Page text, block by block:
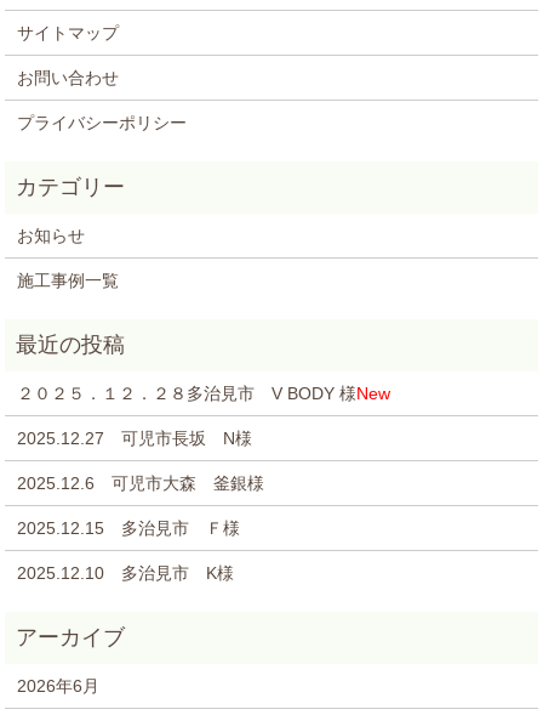
サイトマップ
お問い合わせ
プライバシーポリシー
お知らせ
施工事例一覧
２０２５．１２．２８多治見市 V BODY 様New
2025.12.27 可児市長坂 N様
2025.12.6 可児市大森 釜銀様
2025.12.15 多治見市 Ｆ様
2025.12.10 多治見市 K様
2026年6月